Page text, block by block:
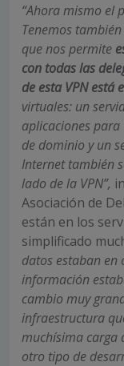
“Ahora mismo el
Tenemos
que nos permite
con todas las
de esta VPN está
virtuales: un
aplicaciones
de dominio y un
Internet también
lado de la VPN”,
Asociación de
están en los
simplificado
datos estaban en
información
cambio muy
infraestructura
muchísima carga
otro tipo de